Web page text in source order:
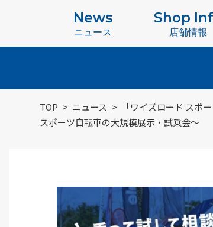
News
ニュース
Shop
店舗情報
TOP ニュース
「ワイズロード スポ
スポーツ自転車の大規模展示・試乗会～